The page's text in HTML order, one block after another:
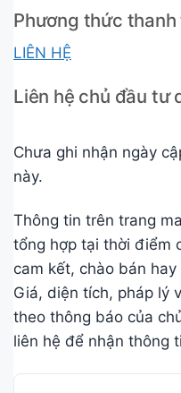
Phương thức thanh
LIÊN HỆ
Liên hệ chủ đầu tư
Chưa ghi nhận ngày
này.
Thông tin trên trang
tổng hợp tại thời điểm
cam kết, chào bán
Giá, diện tích, pháp lý
theo thông báo của
liên hệ để nhận thông